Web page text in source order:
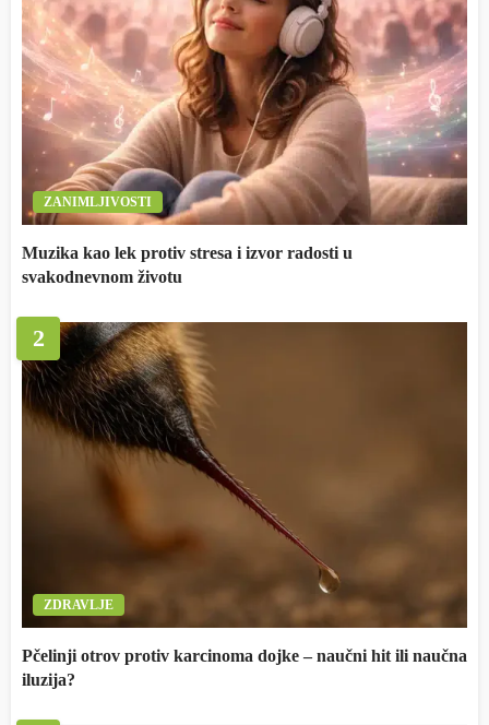
ZANIMLJIVOSTI
Muzika kao lek protiv stresa i izvor radosti u
svakodnevnom životu
2
ZDRAVLJE
Pčelinji otrov protiv karcinoma dojke – naučni hit ili naučna
iluzija?